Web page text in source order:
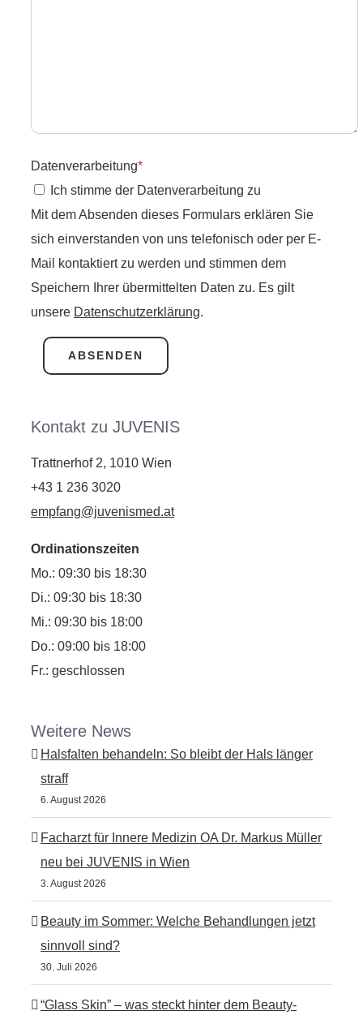
Datenverarbeitung*
Ich stimme der Datenverarbeitung zu
Mit dem Absenden dieses Formulars erklären Sie
sich einverstanden von uns telefonisch oder per E-
Mail kontaktiert zu werden und stimmen dem
Speichern Ihrer übermittelten Daten zu. Es gilt
unsere Datenschutzerklärung.
Kontakt zu JUVENIS
Trattnerhof 2, 1010 Wien
+43 1 236 3020
empfang@juvenismed.at
Ordinationszeiten
Mo.: 09:30 bis 18:30
Di.: 09:30 bis 18:30
Mi.: 09:30 bis 18:00
Do.: 09:00 bis 18:00
Fr.: geschlossen
Weitere News
Halsfalten behandeln: So bleibt der Hals länger
straff
6. August 2026
Facharzt für Innere Medizin OA Dr. Markus Müller
neu bei JUVENIS in Wien
3. August 2026
Beauty im Sommer: Welche Behandlungen jetzt
sinnvoll sind?
30. Juli 2026
“Glass Skin” – was steckt hinter dem Beauty-